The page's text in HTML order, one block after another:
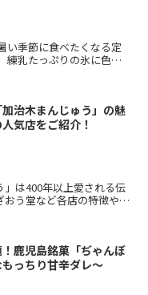
治木まんじゅう」の魅
気店をご紹介！
は400年以上愛される伝
う堂など各店の特徴や美
鹿児島銘菓「ぢゃんぼ
っちり甘辛ダレ〜